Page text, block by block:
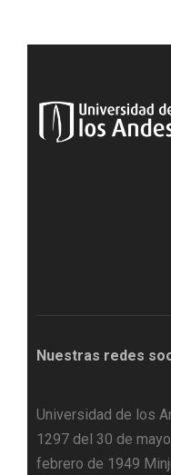
Nuestras redes
Universidad de los
1297 del 30 de
febrero de 1949